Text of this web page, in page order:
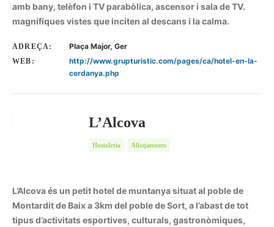
amb bany, telèfon i TV parabòlica, ascensor i sala de TV.
magnífiques vistes que inciten al descans i la calma.
ADREÇA: Plaça Major, Ger
WEB:
http://www.grupturistic.com/pages/ca/hotel-en-la-
cerdanya.php
L’Alcova
Hostaleria Allotjaments
L’Alcova és un petit hotel de muntanya situat al poble de
Montardit de Baix a 3km del poble de Sort, a l’abast de tot
tipus d’activitats esportives, culturals, gastronòmiques,